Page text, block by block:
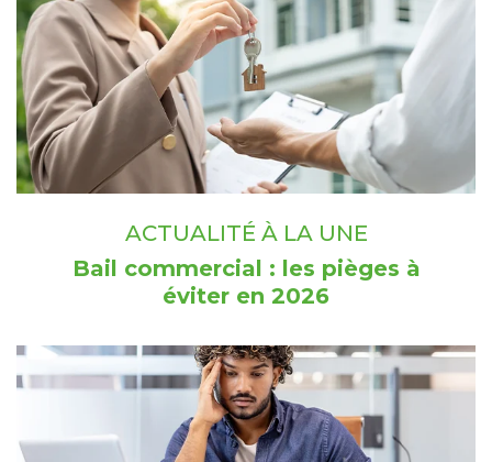
ACTUALITÉ À LA UNE
Bail commercial : les pièges à
éviter en 2026